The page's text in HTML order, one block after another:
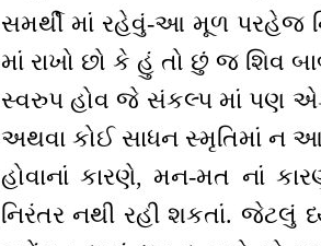
સમર્થી માં રહેવું-આ મૂળ પરહેજ
માં રાખો છો કે હું તો છું જ શિવ
સ્વરુપ હોવ જે સંકલ્પ માં પણ
અથવા કોઈ સાધન સ્મૃતિમાં
હોવાનાં કારણે, મન-મત નાં
નિરંતર નથી રહી શકતાં.